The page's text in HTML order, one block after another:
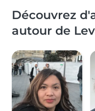
Découvrez
autour de